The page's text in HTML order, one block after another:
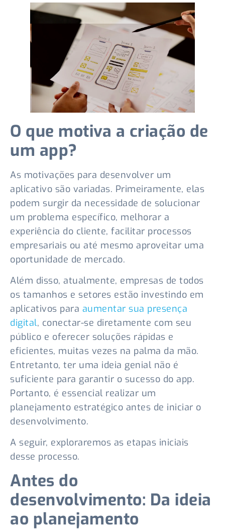
O que motiva a criação de
um app?
As motivações para desenvolver um
aplicativo são variadas. Primeiramente, elas
podem surgir da necessidade de solucionar
um problema específico, melhorar a
experiência do cliente, facilitar processos
empresariais ou até mesmo aproveitar uma
oportunidade de mercado.
Além disso, atualmente, empresas de todos
os tamanhos e setores estão investindo em
aplicativos para aumentar sua presença
digital, conectar-se diretamente com seu
público e oferecer soluções rápidas e
eficientes, muitas vezes na palma da mão.
Entretanto, ter uma ideia genial não é
suficiente para garantir o sucesso do app.
Portanto, é essencial realizar um
planejamento estratégico antes de iniciar o
desenvolvimento.
A seguir, exploraremos as etapas iniciais
desse processo.
Antes do
desenvolvimento: Da ideia
ao planejamento